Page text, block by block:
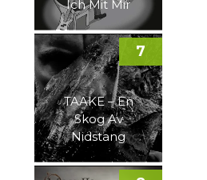
Ich Mit Mir
TAAKE – En
Skog Av
Nidstang
7